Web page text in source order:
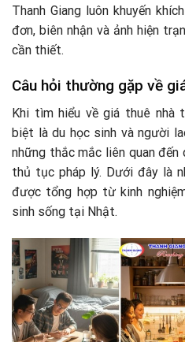
Thanh Giang luôn khuyến
đơn, biên nhận và ảnh hiện
cần thiết.
Câu hỏi thường gặp về
Khi tìm hiểu về giá thuê nhà
biệt là du học sinh và người
những thắc mắc liên quan
thủ tục pháp lý. Dưới đây là
được tổng hợp từ kinh
sinh sống tại Nhật.